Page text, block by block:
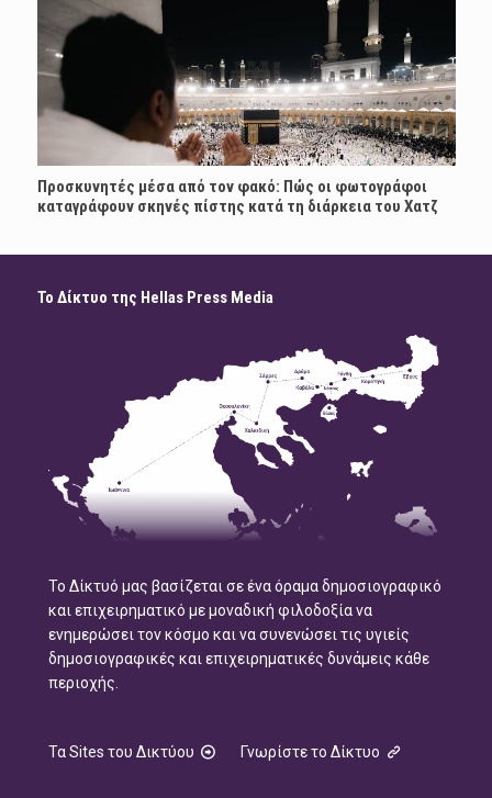
Προσκυνητές μέσα από τον φακό: Πώς οι φωτογράφοι
καταγράφουν σκηνές πίστης κατά τη διάρκεια του Χατζ
Το Δίκτυο της Hellas Press Media
Το Δίκτυό μας βασίζεται σε ένα όραμα δημοσιογραφικό
και επιχειρηματικό με μοναδική φιλοδοξία να
ενημερώσει τον κόσμο και να συνενώσει τις υγιείς
δημοσιογραφικές και επιχειρηματικές δυνάμεις κάθε
περιοχής.
Τα Sites του Δικτύου Γνωρίστε το Δίκτυο